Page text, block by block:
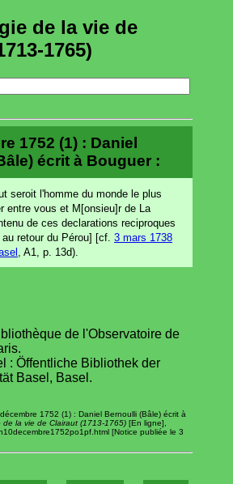
de la vie de
1765)
1752 (1) : Daniel
écrit à Bouguer :
seroit l'homme du monde le plus
entre vous et M[onsieu]r de La
de ces declarations reciproques
retour du Pérou] [cf. 3 mars 1738
, A1, p. 13d).
de l'Observatoire de
: Öffentliche Bibliothek der
Basel, Basel.
1752 (1) : Daniel Bernoulli (Bâle) écrit à
de la vie de Clairaut (1713-1765) [En ligne],
[Notice publiée le 3